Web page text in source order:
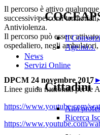
Il
Age.na.s.
News
Servizi Online
Cittadini
Albi
Ricerca
Il percorso è attivo
successivi percorsi
Antiviolenza.
Il percorso può essere
ospedaliero, negli
DPCM 24 novembre 2017
Linee guida nazionali per le
https://www.youtube.com/
https://www.youtube.com/